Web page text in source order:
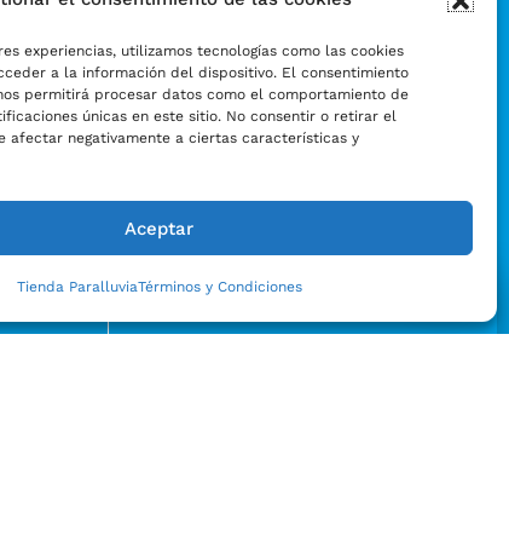
experiencias, utilizamos tecnologías como las cookies
a la información del dispositivo. El consentimiento
permitirá procesar datos como el comportamiento de
únicas en este sitio. No consentir o retirar el
afectar negativamente a ciertas características y
Aceptar
Tienda ParalluviaTérminos y Condiciones